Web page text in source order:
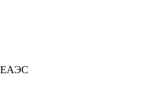
ЕАЭС